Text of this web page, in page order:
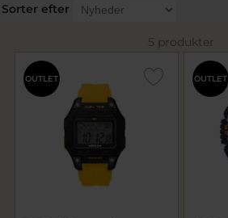
Sorter efter
5 produkter
OUTLET OUTLET